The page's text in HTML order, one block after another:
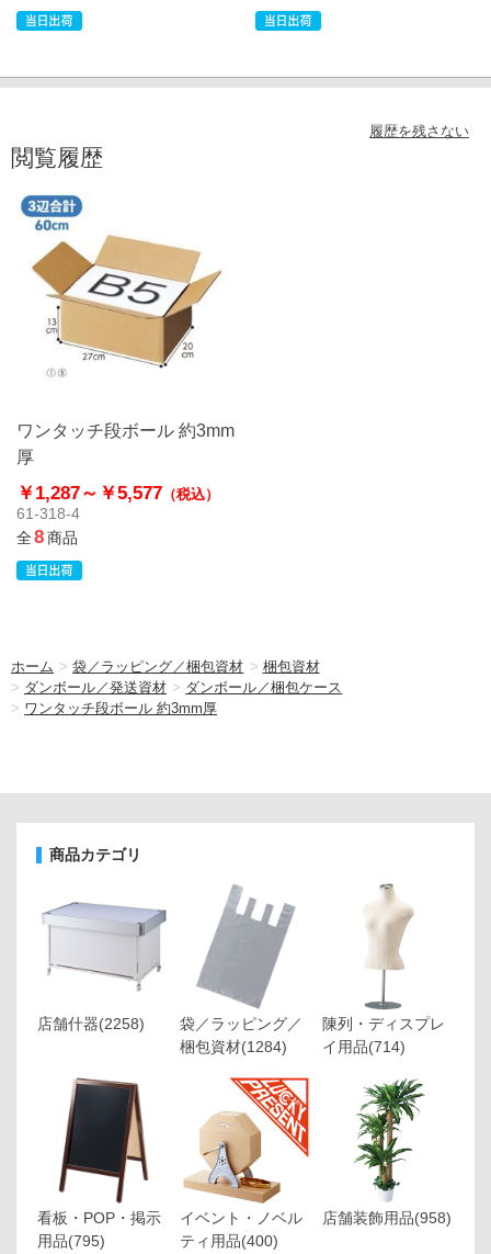
履歴を残さない
閲覧履歴
ワンタッチ段ボール 約3mm
厚
￥1,287～ ￥5,577 （税込）
61-318-4
全8商品
ホーム >袋／ラッピング／梱包資材 > 梱包資材
> ダンボール／発送資材 > ダンボール／梱包ケース
> ワンタッチ段ボール 約3mm厚
商品カテゴリ
店舗什器(2258)
袋／ラッピング／
梱包資材(1284)
陳列・ディスプレ
イ用品(714)
看板・POP・掲示
用品(795)
イベント・ノベル
ティ用品(400)
店舗装飾用品(958)